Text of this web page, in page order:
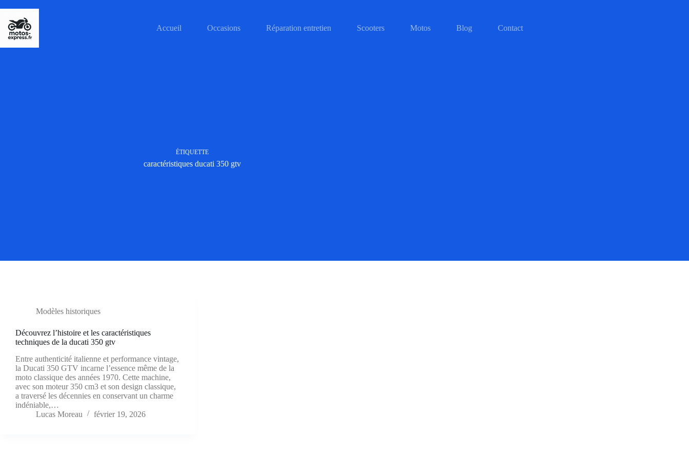
contenu
Accueil Occasions Réparation entretien Scooters Motos Blog Contact
ÉTIQUETTE
caractéristiques ducati 350 gtv
Modèles historiques
Découvrez l’histoire et les caractéristiques
techniques de la ducati 350 gtv
Entre authenticité italienne et performance vintage,
la Ducati 350 GTV incarne l’essence même de la
moto classique des années 1970. Cette machine,
avec son moteur 350 cm3 et son design classique,
a traversé les décennies en conservant un charme
indéniable,…
Lucas Moreau
février 19, 2026